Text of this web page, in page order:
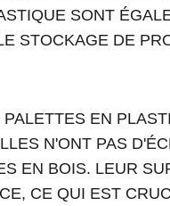
SONT
STOCKAGE DE
EN
N'ONT PAS
EN BOIS. LEUR
CE QUI EST